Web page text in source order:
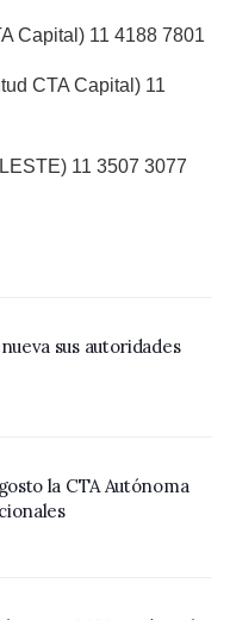
Capital) 11 4188 7801
CTA Capital) 11
11 3507 3077
sus autoridades
la CTA Autónoma